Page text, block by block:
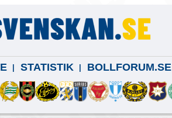
STATISTIK BOLLFORUM.SE